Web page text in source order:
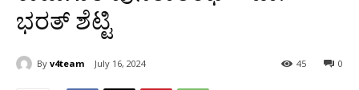
ಭರತ್ ಶೆಟ್ಟಿ
By v4team July 16, 2024 0
45